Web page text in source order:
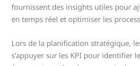
fournissent des insights utiles pour
en temps réel et optimiser les
Lors de la planification stratégique,
s’appuyer sur les KPI pour identifier